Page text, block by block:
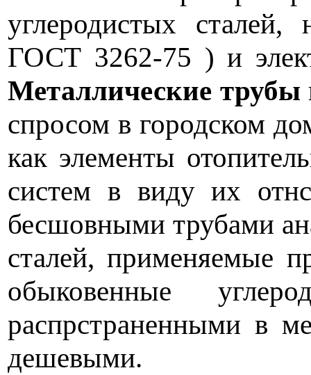
углеродистых
ГОСТ 3262-75 ) и
Металлические трубы
спросом в городском
как элементы
систем в виду их
бесшовными трубами
сталей, применяемые
обыковенные
распрстраненными в
дешевыми.